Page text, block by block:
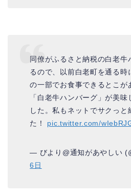
同僚がふるさと納税の白老牛
るので、以前白老町を通る時
の一部でお食事できるとこが
「白老牛ハンバーグ」が美
した。私もネットでサクっと
た！ pic.twitter.com/
— びより@通知があやしい
6日